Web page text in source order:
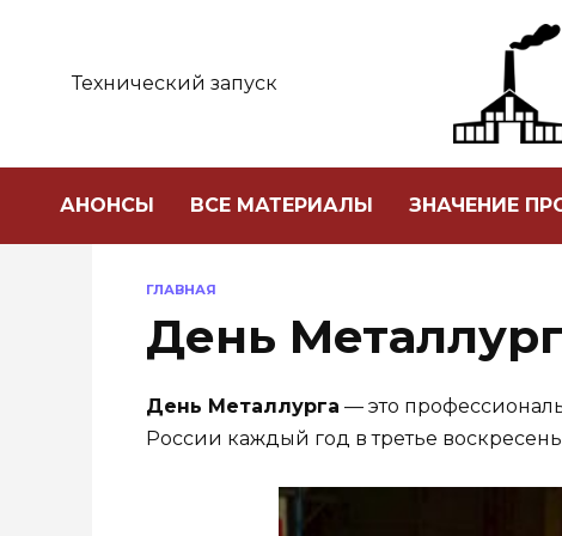
содержанию
Технический запуск
АНОНСЫ ВСЕ МАТЕРИАЛЫ ЗНАЧЕНИЕ
ГЛАВНАЯ
День
День Металлурга — это
России каждый год в третье